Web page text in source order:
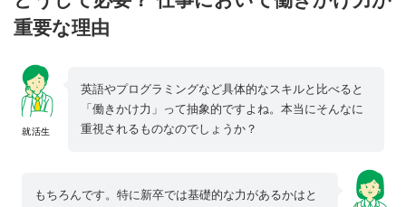
重要な理由
就活生
英語やプログラミングなど具体的なスキルと比べると
「働きかけ力」って抽象的ですよね。本当にそんなに
重視されるものなのでしょうか？
もちろんです。特に新卒では基礎的な力があるかはと